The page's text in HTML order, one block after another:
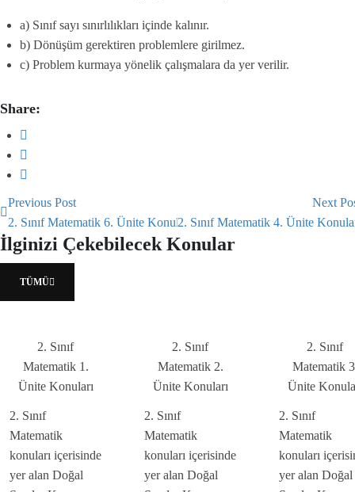
a) Sınıf sayı sınırlılıkları içinde kalınır.
b) Dönüşüm gerektiren problemlere girilmez.
c) Problem kurmaya yönelik çalışmalara da yer verilir.
Share:
Previous Post
2. Sınıf Matematik 6. Ünite Konuları
Next
2. Sınıf Matematik 4. Ünite
İlginizi Çekebilecek Konular
TÜMÜ
2. Sınıf
Matematik 1.
Ünite Konuları
2. Sınıf
Matematik
konuları içerisinde
yer alan Doğal
2. Sınıf
Matematik 2.
Ünite Konuları
2. Sınıf
Matematik
konuları içerisinde
yer alan Doğal
2. Sınıf
Matematik
Ünite
2. Sınıf
Matematik
konuları
yer alan Doğal